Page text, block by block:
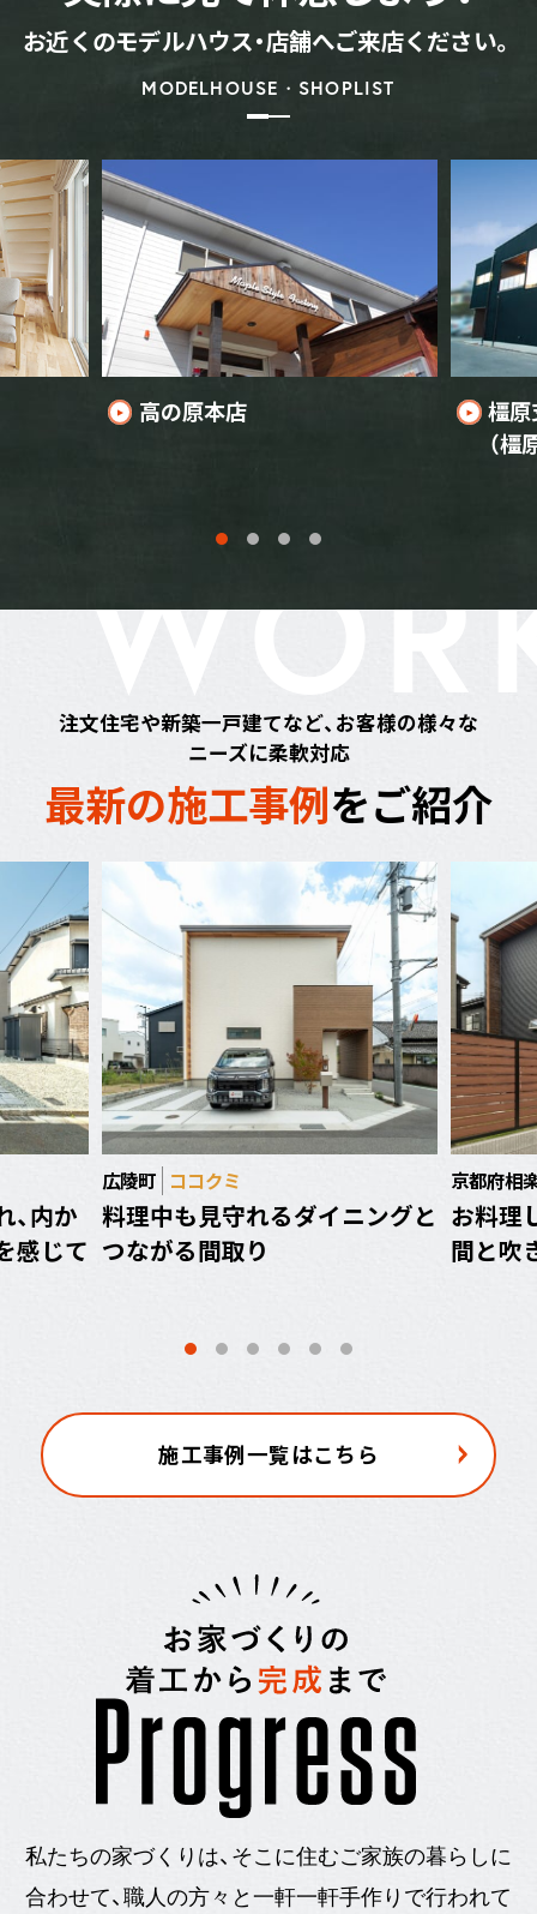
お近くのモデルハウス・店舗へご来店ください。
MODELHOUSE・SHOPLIST
高の原本店
橿
（
注文住宅や新築一戸建てなど、お客様の様々な
ニーズに柔軟対応
最新の施工事例をご紹介
内か
感じて
広陵町 ココクミ
料理中も見守れるダイニングと
つながる間取り
京都府相
お料理
間と吹
施工事例一覧はこちら
私たちの家づくりは、そこに住むご家族の暮らしに
合わせて、職人の方々と一軒一軒手作りで行われて